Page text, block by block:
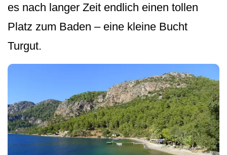
es nach langer Zeit endlich einen tollen
Platz zum Baden – eine kleine Bucht
Turgut.